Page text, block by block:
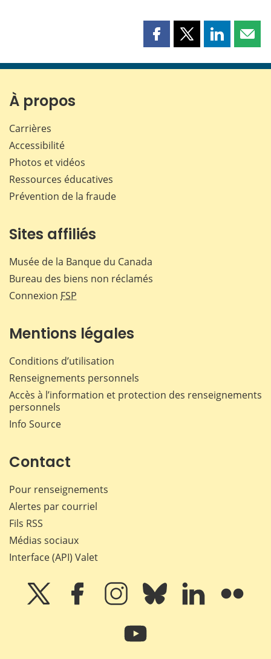
Partager
page
Partager
page
Partager
page page
À propos
Carrières
Accessibilité
Photos et vidéos
Ressources éducatives
Prévention de la fraude
Sites affiliés
Musée de la Banque du Canada
Bureau des biens non réclamés
Connexion FSP
Mentions légales
Conditions d’utilisation
Renseignements personnels
Accès à l’information et protection des renseignements
personnels
Info Source
Contact
Pour renseignements
Alertes par courriel
Fils RSS
Médias sociaux
Interface (API) Valet